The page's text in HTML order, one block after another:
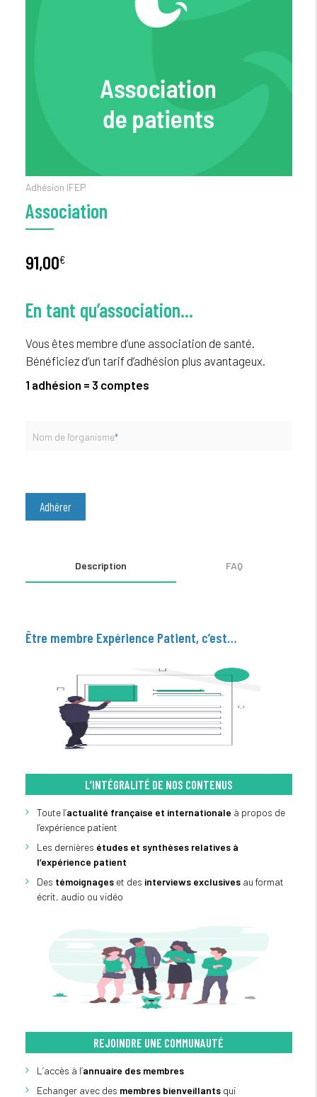
Adhésion IFEP
Association
91,00€
En tant qu’association…
Vous êtes membre d’une association de santé.
Bénéficiez d’un tarif d’adhésion plus avantageux.
1 adhésion = 3 comptes
Nom de l'organisme*
Adhérer
Description FAQ
Être membre Expérience Patient, c’est…
L’INTÉGRALITÉ DE NOS CONTENUS
Toute l’actualité française et internationale à propos de
l’expérience patient
Les dernières études et synthèses relatives à
l’expérience patient
Des témoignageset des interviews exclusivesau format
écrit, audio ou vidéo
REJOINDRE UNE COMMUNAUTÉ
L’accès à l’annuaire des membres
Echanger avec des membres bienveillantsqui